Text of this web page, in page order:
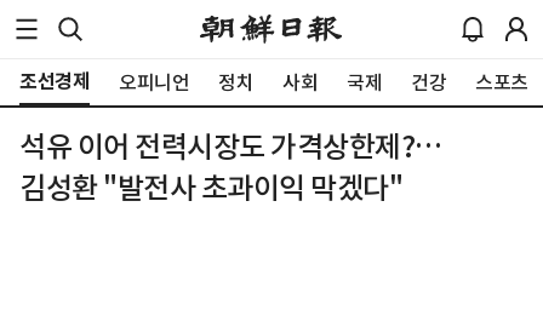
조선경제 오피니언 정치 사회 국제 건강 스포츠
석유 이어 전력시장도 가격상한제?…
김성환 "발전사 초과이익 막겠다"